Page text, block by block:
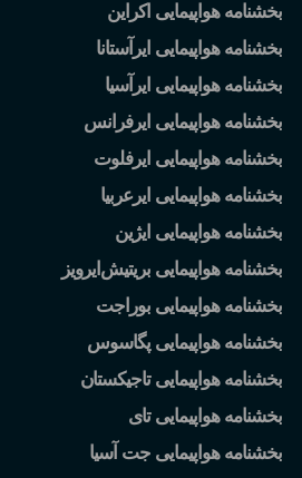
بخشنامه هواپیمایی اکراین
بخشنامه هواپیمایی ایرآستانا
بخشنامه هواپیمایی ایرآسیا
بخشنامه هواپیمایی ایرفرانس
بخشنامه هواپیمایی ایرفلوت
بخشنامه هواپیمایی ایرعربیا
بخشنامه هواپیمایی ایژین
بخشنامه هواپیمایی بریتیش ایرویز
بخشنامه هواپیمایی بوراجت
بخشنامه هواپیمایی پگاسوس
بخشنامه هواپیمایی تاجیکستان
بخشنامه هواپیمایی تای
بخشنامه هواپیمایی جت آسیا